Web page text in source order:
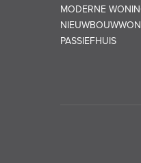
MODERNE
PASSIEFHUIS